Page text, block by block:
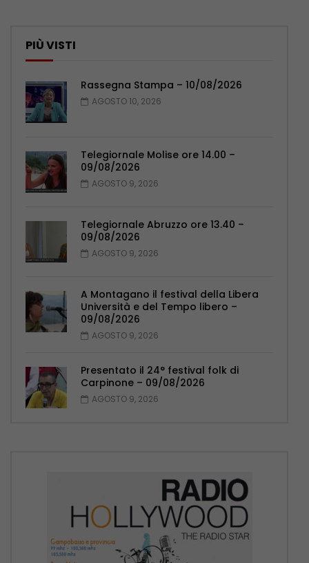
PIÙ VISTI
Rassegna Stampa – 10/08/2026
AGOSTO 10, 2026
Telegiornale Molise ore 14.00 –
09/08/2026
AGOSTO 9, 2026
Telegiornale Abruzzo ore 13.40 –
09/08/2026
AGOSTO 9, 2026
A Montagano il festival della Libera
Università e del Tempo libero –
09/08/2026
AGOSTO 9, 2026
Presentato il 24° festival folk di
Carpinone – 09/08/2026
AGOSTO 9, 2026